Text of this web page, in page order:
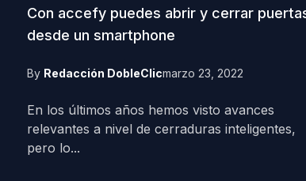
Con accefy puedes abrir y cerrar
desde un smartphone
By Redacción DobleClicmarzo 23, 2022
En los últimos años hemos visto avances
relevantes a nivel de cerraduras inteligentes,
pero lo...